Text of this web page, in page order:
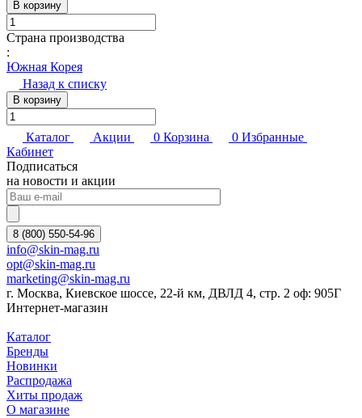
В корзину
Страна производства
:
Южная Корея
Назад к списку
В корзину
Каталог Акции 0 Корзина 0 Избранные
Кабинет
Подписаться
на новости и акции
8 (800) 550-54-96
info@skin-mag.ru
opt@skin-mag.ru
marketing@skin-mag.ru
г. Москва, Киевское шоссе, 22-й км, ДВЛД 4, стр. 2 оф: 905Г
Интернет-магазин
Каталог
Бренды
Новинки
Распродажа
Хиты продаж
О магазине